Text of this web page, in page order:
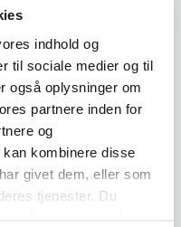
indhold og
til sociale medier og til
også oplysninger om
partnere inden for
og
kombinere disse
givet dem, eller som
tjenester. Du
lege med
kan
anledning til
hvilket
for sproglig
vigtigt, at
områderne
og